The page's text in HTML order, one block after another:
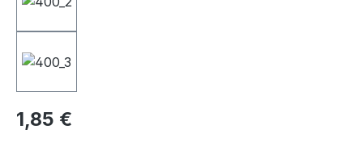
Regulärer Preis:
1,85 €